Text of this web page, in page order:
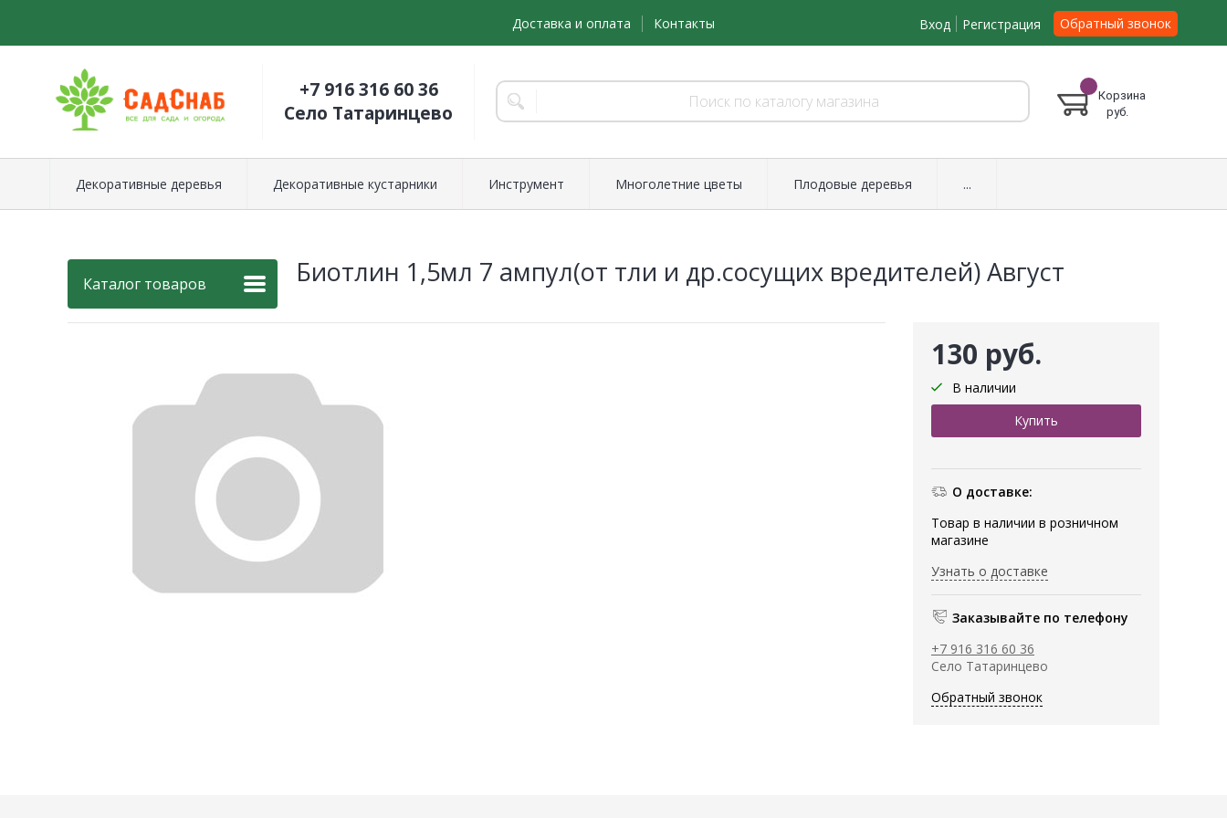
Доставка и оплата Контакты Вход Регистрация Обратный звонок
+7 916 316 60 36
Село Татаринцево
Корзина
руб.
Декоративные деревья Декоративные кустарники Инструмент Многолетние цветы Плодовые деревья ...
Каталог товаров Биотлин 1,5мл 7 ампул(от тли и др.сосущих вредителей) Август
130 руб.
В наличии
О доставке:
Товар в наличии в розничном
магазине
Узнать о доставке
Заказывайте по телефону
+7 916 316 60 36
Село Татаринцево
Обратный звонок